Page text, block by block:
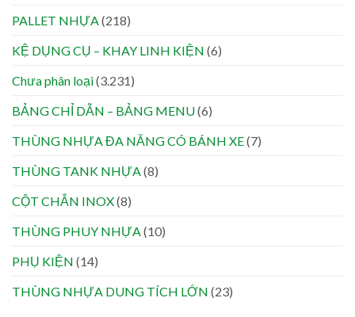
PALLET NHỰA(218)
KỆ DỤNG CỤ – KHAY LINH KIỆN (6)
Chưa phân loại(3.231)
BẢNG CHỈ DẪN – BẢNG MENU(6)
THÙNG NHỰA ĐA NĂNG CÓ BÁNH XE(7)
THÙNG TANK NHỰA(8)
CỘT CHẮN INOX(8)
THÙNG PHUY NHỰA(10)
PHỤ KIỆN (14)
THÙNG NHỰA DUNG TÍCH LỚN (23)